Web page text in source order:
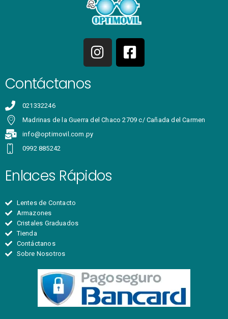
Contáctanos
021332246
Madrinas de la Guerra del Chaco 2709 c/ Cañada del Carmen
info@optimovil.com.py
0992 885242
Enlaces Rápidos
Lentes de Contacto
Armazones
Cristales Graduados
Tienda
Contáctanos
Sobre Nosotros